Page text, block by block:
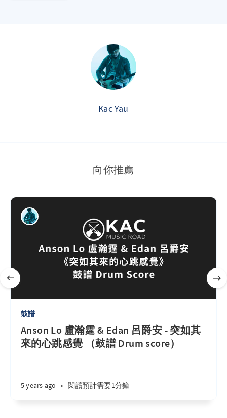
Kac Yau
向你推薦
鼓譜
Anson Lo 盧瀚霆 & Edan 呂爵安 - 突如其
來的心跳感覺 （鼓譜 Drum score）
5 years ago • 閱讀預計需要1分鐘